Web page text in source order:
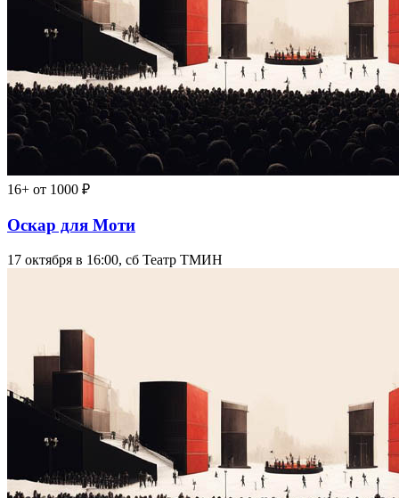
16+ от 1000 ₽
Оскар для Моти
17 октября в 16:00, сб Театр ТМИН